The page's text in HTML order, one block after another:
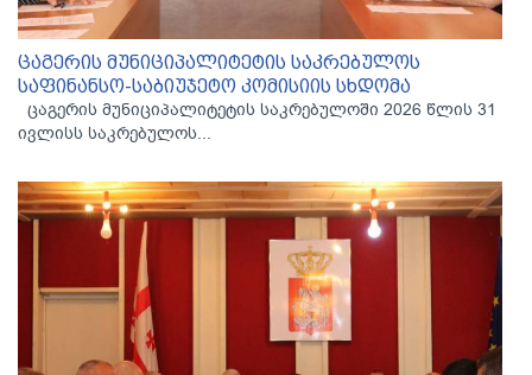
ცაგერის მუნიციპალიტეტის საკრებულოს
საფინანსო-საბიუჯეტო კომისიის სხდომა
ცაგერის მუნიციპალიტეტის საკრებულოში 2026 წლის 31
ივლისს საკრებულოს...